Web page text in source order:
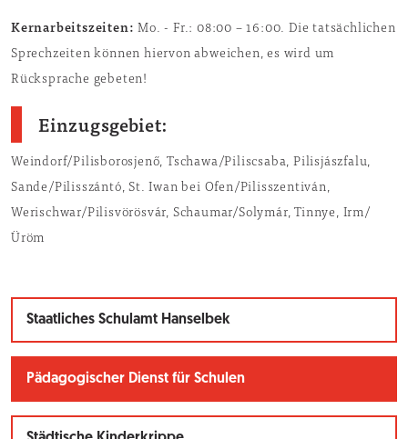
Kernarbeitszeiten: Mo. - Fr.: 08:00 – 16:00. Die tatsächlichen
Sprechzeiten können hiervon abweichen, es wird um
Rücksprache gebeten!
Einzugsgebiet:
Weindorf/Pilisborosjenő, Tschawa/Piliscsaba, Pilisjászfalu,
Sande/Pilisszántó, St. Iwan bei Ofen/Pilisszentiván,
Werischwar/Pilisvörösvár, Schaumar/Solymár, Tinnye, Irm/
Üröm
Staatliches Schulamt Hanselbek
Pädagogischer Dienst für Schulen